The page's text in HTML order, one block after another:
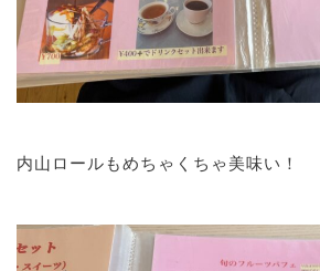
内山ロールもめちゃくちゃ美味い！